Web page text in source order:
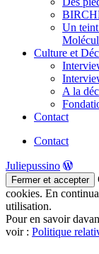
Un
Culture et
A la
Contact
Contact
Juliepussino
cookies. En
utilisation.
Pour en savoir
voir : Politique